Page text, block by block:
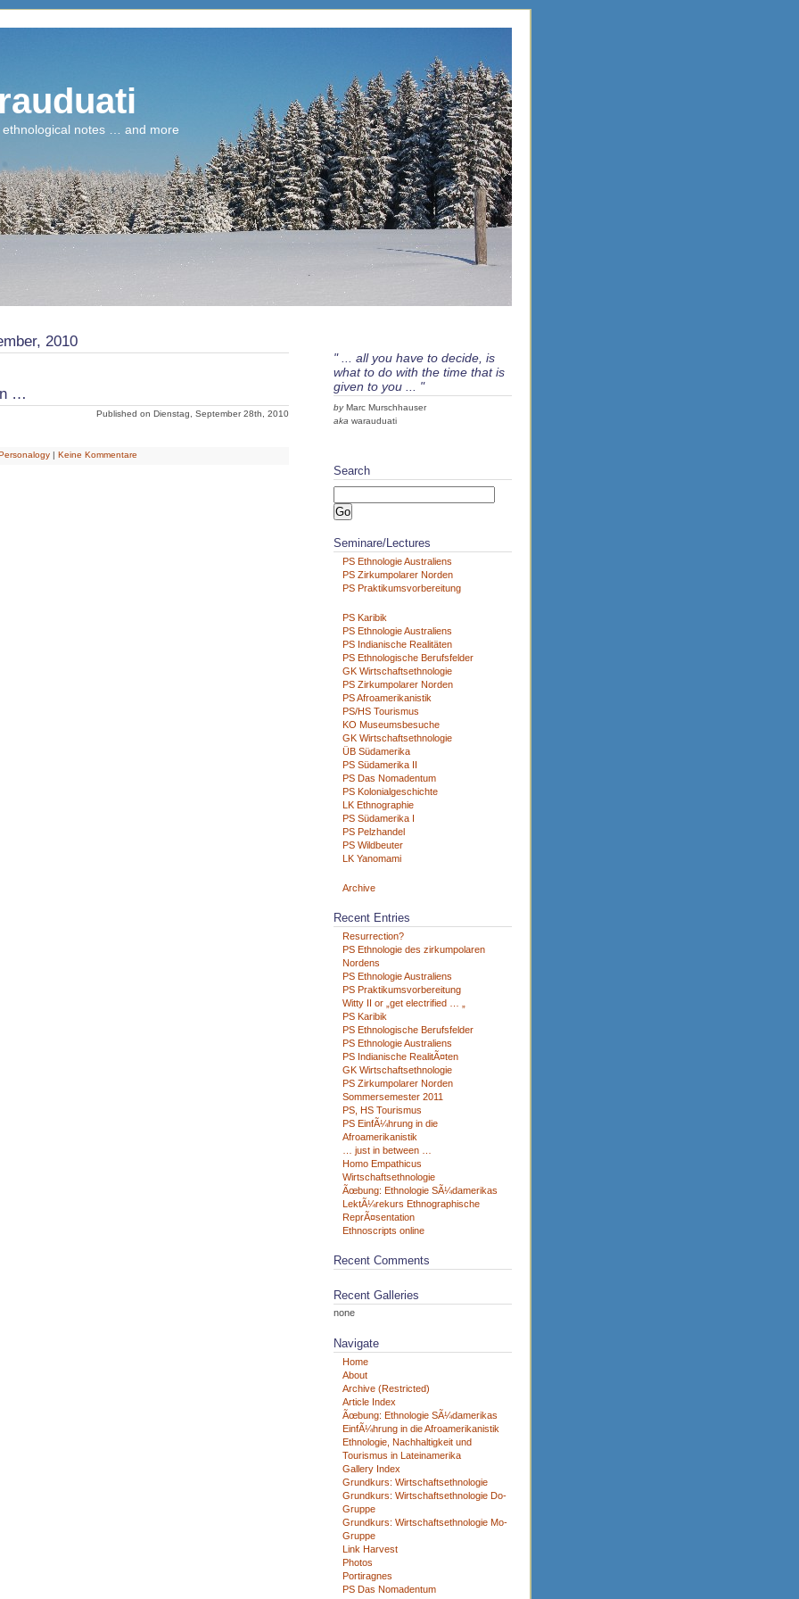
ethnological notes … and more
" ... all you have to decide, is
what to do with the time that is
given to you ... "
byMarc Murschhauser
aka warauduati
Search
Seminare/Lectures
PS Ethnologie Australiens
PS Zirkumpolarer Norden
PS Praktikumsvorbereitung
PS Karibik
PS Ethnologie Australiens
PS Indianische Realitäten
PS Ethnologische Berufsfelder
GK Wirtschaftsethnologie
PS Zirkumpolarer Norden
PS Afroamerikanistik
PS/HS Tourismus
KO Museumsbesuche
GK Wirtschaftsethnologie
ÜB Südamerika
PS Südamerika II
PS Das Nomadentum
PS Kolonialgeschichte
LK Ethnographie
PS Südamerika I
PS Pelzhandel
PS Wildbeuter
LK Yanomami
Archive
Recent Entries
Resurrection?
PS Ethnologie des zirkumpolaren
Nordens
PS Ethnologie Australiens
PS Praktikumsvorbereitung
Witty II or „get electrified … „
PS Karibik
PS Ethnologische Berufsfelder
PS Ethnologie Australiens
PS Indianische RealitÃ¤ten
GK Wirtschaftsethnologie
PS Zirkumpolarer Norden
Sommersemester 2011
PS, HS Tourismus
PS EinfÃ¼hrung in die
Afroamerikanistik
… just in between …
Homo Empathicus
Wirtschaftsethnologie
Ãœbung: Ethnologie SÃ¼damerikas
LektÃ¼rekurs Ethnographische
ReprÃ¤sentation
Ethnoscripts online
Recent Comments
Recent Galleries
none
Navigate
Home
About
Archive (Restricted)
Article Index
Ãœbung: Ethnologie SÃ¼damerikas
EinfÃ¼hrung in die Afroamerikanistik
Ethnologie, Nachhaltigkeit und
Tourismus in Lateinamerika
Gallery Index
Grundkurs: Wirtschaftsethnologie
Grundkurs: Wirtschaftsethnologie Do-
Gruppe
Grundkurs: Wirtschaftsethnologie Mo-
Gruppe
Link Harvest
Photos
Portiragnes
PS Das Nomadentum
2010
…
Published on Dienstag, September 28th, 2010
| Keine Kommentare